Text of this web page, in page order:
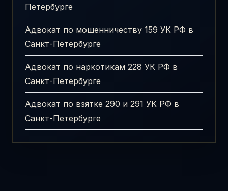
Петербурге
Адвокат по мошенничеству 159 УК РФ в
Санкт-Петербурге
Адвокат по наркотикам 228 УК РФ в
Санкт-Петербурге
Адвокат по взятке 290 и 291 УК РФ в
Санкт-Петербурге